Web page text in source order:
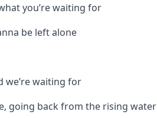
you’re waiting for
be left alone
we’re waiting for
going back from the rising water